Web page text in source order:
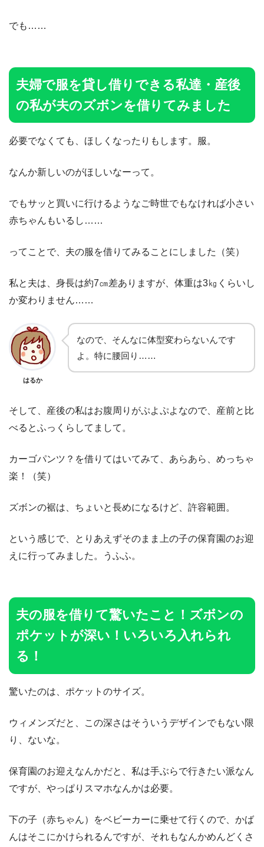
でも……
夫婦で服を貸し借りできる私達・産後
の私が夫のズボンを借りてみました
必要でなくても、ほしくなったりもします。服。
なんか新しいのがほしいなーって。
でもサッと買いに行けるようなご時世でもなければ小さい
赤ちゃんもいるし……
ってことで、夫の服を借りてみることにしました（笑）
私と夫は、身長は約7㎝差ありますが、体重は3㎏くらいし
か変わりません……
はるか
なので、そんなに体型変わらないんです
よ。特に腰回り……
そして、産後の私はお腹周りがぷよぷよなので、産前と比
べるとふっくらしてまして。
カーゴパンツ？を借りてはいてみて、あらあら、めっちゃ
楽！（笑）
ズボンの裾は、ちょいと長めになるけど、許容範囲。
という感じで、とりあえずそのまま上の子の保育園のお迎
えに行ってみました。うふふ。
夫の服を借りて驚いたこと！ズボンの
ポケットが深い！いろいろ入れられ
る！
驚いたのは、ポケットのサイズ。
ウィメンズだと、この深さはそういうデザインでもない限
り、ないな。
保育園のお迎えなんかだと、私は手ぶらで行きたい派なん
ですが、やっぱりスマホなんかは必要。
下の子（赤ちゃん）をベビーカーに乗せて行くので、かば
んはそこにかけられるんですが、それもなんかめんどくさ